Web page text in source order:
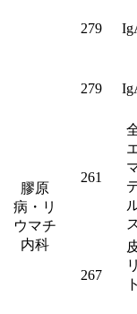
279
279
膠原
病・リ
ウマチ
内科
261
267